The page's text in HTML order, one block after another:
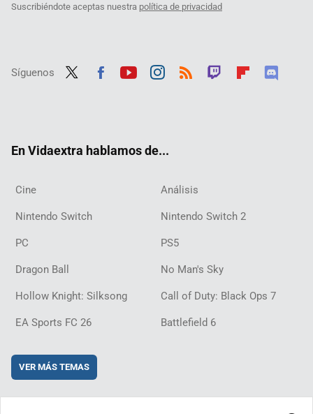
Suscribiéndote aceptas nuestra política de privacidad
Síguenos
En Vidaextra hablamos de...
Cine Análisis
Nintendo Switch Nintendo Switch 2
PC PS5
Dragon Ball No Man's Sky
Hollow Knight: Silksong Call of Duty: Black Ops 7
EA Sports FC 26 Battlefield 6
VER MÁS TEMAS